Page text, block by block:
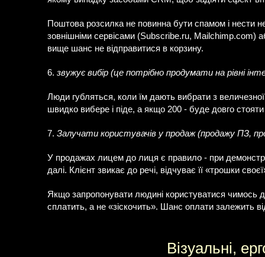
Поштова розсилка не повинна бути спамом і нести
зовнішніми сервісами (Subscribe.ru, Mailchimp.com)
вище шанс не відправитися в корзину.
6. звужує вибір (це потрібно продумати на рівні
Люди губляться, коли їм дають вибрати з
швидко вибере і піде, а якщо 200 - буде довго стояти
7. Залучати користувачів у продаж (продажу ПЗ,
У продажах лицем до лиця є правило - при
далі. Клієнт звикає до речі, відчуває її «трошки
Якщо запропонувати людині користуватися чимось
сплатить, а не «зіскочить». Шанс оплати залежить
Візуальні,